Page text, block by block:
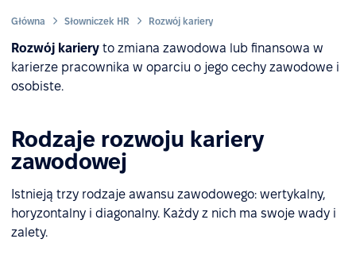
Główna Słowniczek HR Rozwój kariery
Rozwój kariery to zmiana zawodowa lub finansowa w
karierze pracownika w oparciu o jego cechy zawodowe i
osobiste.
Rodzaje rozwoju kariery
zawodowej
Istnieją trzy rodzaje awansu zawodowego: wertykalny,
horyzontalny i diagonalny. Każdy z nich ma swoje wady i
zalety.